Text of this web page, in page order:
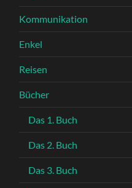
Kommunikation
Enkel
Reisen
Bücher
Das 1. Buch
Das 2. Buch
Das 3. Buch